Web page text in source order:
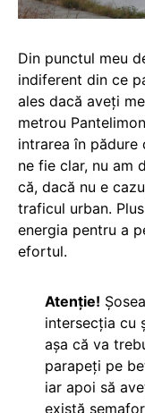
Din punctul meu
indiferent din ce
ales dacă aveți
metrou
intrarea în pădure
ne fie clar, nu am
că, dacă nu e
traficul urban.
energia pentru a
efortul.
Atenție!
intersecția cu
așa că va
parapeți pe
iar apoi să
există